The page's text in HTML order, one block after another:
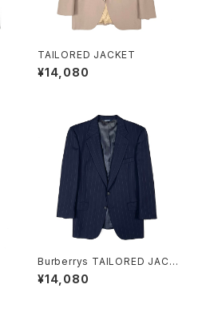
TAILORED JACKET
¥14,080
Burberrys TAILORED JACK
ET
¥14,080